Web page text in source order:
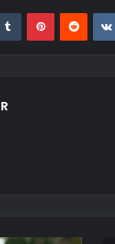
Tumblr PinterestReddit